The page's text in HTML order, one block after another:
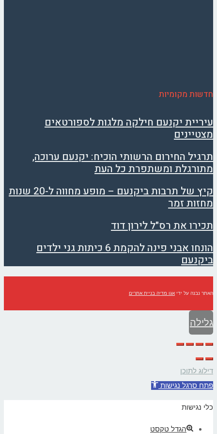
חדשות מקומיות
עיריית יקנעם חילקה מלגות לספורטאים
מצטיינים
תרגיל החירום הרשותי הוכיח: יקנעם ערוכה,
מתורגלת ומשתפרת כל העת
קיץ של תרבות ביקנעם – מופע מחווה ל-20 שנות
מחזות זמר
תכירו את רס"ל לירון דוד
הונחו אבני פינה להקמת 6 כיתות גני ילדים
ביקנעם
האתר נבנה על ידי אגו מדיה בניית אתרים
גלילה
לראש
העמוד
דילוג לתוכן
פתח סרגל נגישות
כלי נגישות
הגדל טקסט